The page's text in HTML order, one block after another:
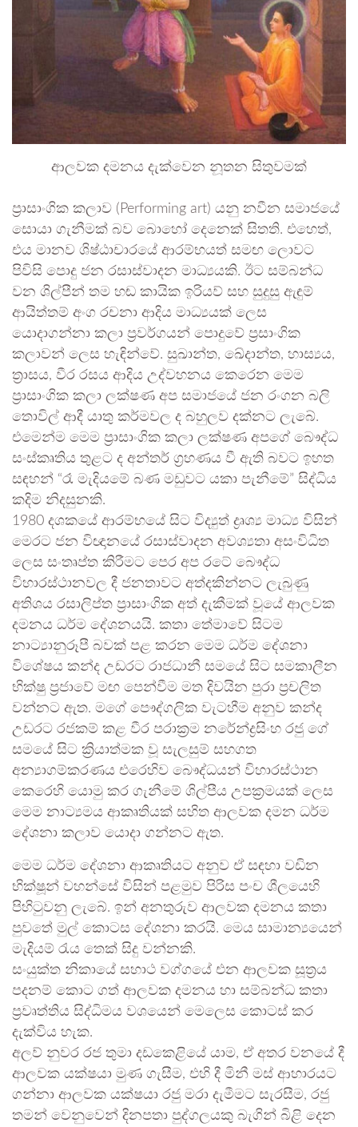
ආලවක දමනය දැක්වෙන නූතන සිතුවමක්
ප්‍රාසාංගික කලාව (Performing art) යනු නවීන සමාජයේ
සොයා ගැනීමක් බව බොහෝ දෙනෙක් සිතති. එහෙත්,
එය මානව ශිෂ්ඨාචාරයේ ආරම්භයත් සමඟ ලොවට
පිවිසි පොදු ජන රසාස්වාදන මාධ්‍යයකි. ඊට සම්බන්ධ
වන ශිල්පීන් තම හඬ කායික ඉරියව් සහ සුදුසු ඇඳුම්
ආයිත්තම් අංග රචනා ආදිය මාධ්‍යයක් ලෙස
යොදාගන්නා කලා ප‍්‍රවර්ගයන් පොදුවේ ප‍්‍රසාංගික
කලාවන් ලෙස හැඳින්වේ. සුඛාන්ත, ඛේදාන්ත, හාස්‍යය,
ත්‍රාසය, වීර රසය ආදිය උද්වහනය කෙරෙන මෙම
ප්‍රාසාංගික කලා ලක්ෂණ අප සමාජයේ ජන රංගන බලි
තොවිල් ආදී යාතු කර්මවල ද බහුලව දක්නට ලැබේ.
එමෙන්ම මෙම ප්‍රාසාංගික කලා ලක්ෂණ අපගේ බෞද්ධ
සංස්කෘතිය තුළට ද අන්තර් ග්‍රහණය වී ඇති බවට ඉහත
සඳහන් “රෑ මැදියමේ බණ මඩුවට යකා පැනීමේ” සිද්ධිය
කදිම නිදසුනකි.
1980 දශකයේ ආරම්භයේ සිට විද්‍යුත් ද්‍රෘශ්‍ය මාධ්‍ය විසින්
මෙරට ජන විඥානයේ රසාස්වාදන අවශ්‍යතා අසංවිධිත
ලෙස සංතෘප්ත කිරීමට පෙර අප රටේ බෞද්ධ
විහාරස්ථානවල දී ජනතාවට අත්දකින්නට ලැබුණු
අතිශය රසාලිප්ත ප්‍රාසාංගික අත් දැකීමක් වූයේ ආලවක
දමනය ධර්ම දේශනයයි. කතා තේමාවේ සිටම
නාට්‍යානුරූපී බවක් පළ කරන මෙම ධර්ම දේශනා
විශේෂය කන්ද උඩරට රාජධානී සමයේ සිට සමකාලීන
භික්ෂු ප්‍රජාවේ මඟ පෙන්වීම මත දිවයින පුරා ප්‍රචලිත
වන්නට ඇත. මගේ පෞද්ගලික වැටහීම අනුව කන්ද
උඩරට රජකම් කළ වීර පරාක්‍රම නරේන්ද්‍රසිංහ රජු ගේ
සමයේ සිට ක්‍රියාත්මක වූ සැලසුම් සහගත
අන්‍යාගම්කරණය එරෙහිව බෞද්ධයන් විහාරස්ථාන
කෙරෙහි යොමු කර ගැනීමේ ශිල්පීය උපක්‍රමයක් ලෙස
මෙම නාට්‍යමය ආකෘතියක් සහිත ආලවක දමන ධර්ම
දේශනා කලාව යොදා ගන්නට ඇත.
මෙම ධර්ම දේශනා ආකෘතියට අනුව ඒ සඳහා වඩින
භික්ෂූන් වහන්සේ විසින් පළමුව පිරිස පංච ශීලයෙහි
පිහිටුවනු ලැබේ. ඉන් අනතුරුව ආලවක දමනය කතා
පුවතේ මුල් කොටස දේශනා කරයි. මෙය සාමාන්‍යයෙන්
මැදියම් රැය තෙක් සිදු වන්නකි.
සංයුක්ත නිකායේ සහාථ වග්ගයේ එන ආලවක සූත්‍රය
පදනම් කොට ගත් ආලවක දමනය හා සම්බන්ධ කතා
ප්‍රවෘත්තිය සිද්ධිමය වශයෙන් මෙලෙස කොටස් කර
දැක්විය හැක.
අලව් නුවර රජ තුමා දඩකෙළියේ යාම, ඒ අතර වනයේ දී
ආලවක යක්ෂයා මුණ ගැසීම, එහි දී මිනී මස් ආහාරයට
ගන්නා ආලවක යක්ෂයා රජු මරා දැමීමට සැරසීම, රජු
තමන් වෙනුවෙන් දිනපතා පුද්ගලයකු බැගින් බිළි දෙන